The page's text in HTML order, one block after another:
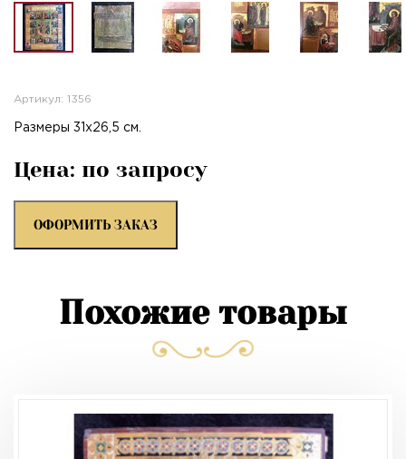
Артикул: 1356
Размеры 31х26,5 см.
Цена: по запросу
ОФОРМИТЬ ЗАКАЗ
Похожие товары